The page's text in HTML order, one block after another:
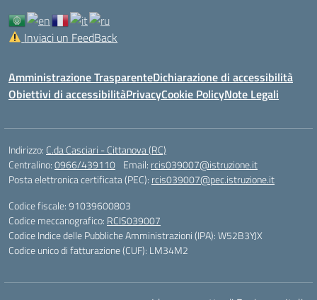
Inviaci un FeedBack
Amministrazione TrasparenteDichiarazione di accessibilità
Obiettivi di accessibilitàPrivacyCookie PolicyNote Legali
Indirizzo: C.da Casciari - Cittanova (RC)
Centralino:0966/439110 Email: rcis039007@istruzione.it
Posta elettronica certificata (PEC): rcis039007@pec.istruzione.it
Codice fiscale: 91039600803
Codice meccanografico: RCIS039007
Codice Indice delle Pubbliche Amministrazioni (IPA): W52B3YJX
Codice unico di fatturazione (CUF): LM34M2